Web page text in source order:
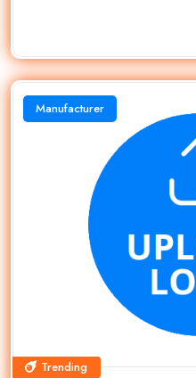
Manufacturer
Trending
Trending